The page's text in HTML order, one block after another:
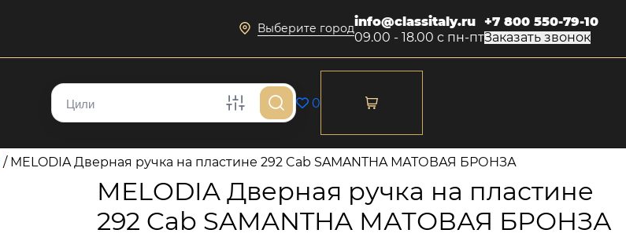
Выберите городinfo@classitaly.ru
09.00 - 18.00 с пн-пт
+7 800 550-79-10
Заказать звонок
0
/ MELODIA Дверная ручка на пластине 292 Cab SAMANTHA МАТОВАЯ БРОНЗА
MELODIA Дверная ручка на пластине
292 Cab SAMANTHA МАТОВАЯ БРОНЗА